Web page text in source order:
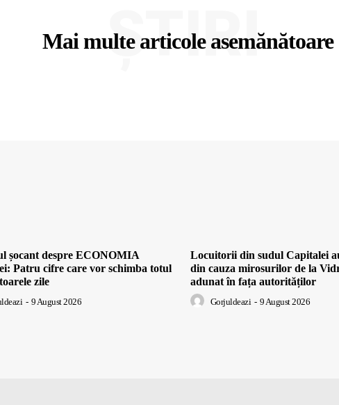
Mai multe articole asemănătoare
ȘTIRI
șocant despre ECONOMIA
Patru cifre care vor schimba totul
zile
- 9 August 2026
Locuitorii din sudul Capitalei
din cauza mirosurilor de la
adunat în fața autorităților
Gorjuldeazi - 9 August 2026